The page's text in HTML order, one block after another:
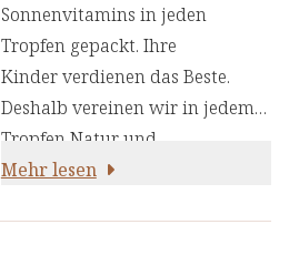
Sonnenvitamins in jeden
Tropfen gepackt. Ihre
Kinder verdienen das Beste.
Deshalb vereinen wir in jedem
Tropfen Natur und
Wissenschaft. Bärbel Drexel
Mehr lesen